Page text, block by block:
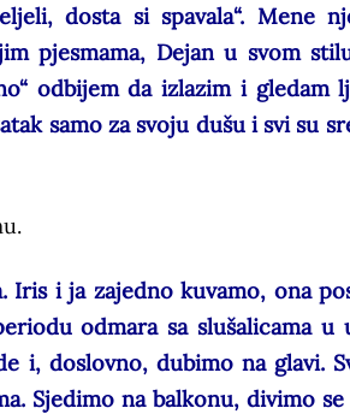
dosta si spavala“. Mene
pjesmama, Dejan u svom
odbijem da izlazim i gledam
samo za svoju dušu i svi su
i ja zajedno kuvamo, ona
odmara sa slušalicama u
i, doslovno, dubimo na glavi.
Sjedimo na balkonu, divimo se